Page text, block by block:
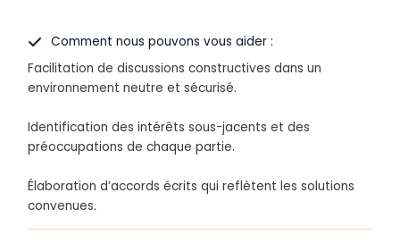
Comment nous pouvons vous aider :
Facilitation de discussions constructives dans un
environnement neutre et sécurisé.
Identification des intérêts sous-jacents et des
préoccupations de chaque partie.
Élaboration d’accords écrits qui reflètent les solutions
convenues.